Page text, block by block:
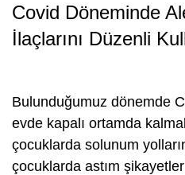
Covid Döneminde
İlaçlarını Düzenli
Bulunduğumuz dönemde
evde kapalı ortamda
çocuklarda solunum
çocuklarda astım